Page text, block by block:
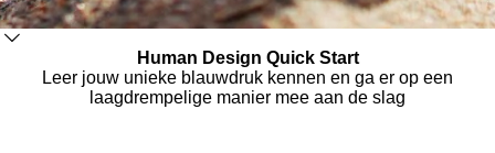
Human Design Quick Start
Leer jouw unieke blauwdruk kennen en ga er op een
laagdrempelige manier mee aan de slag